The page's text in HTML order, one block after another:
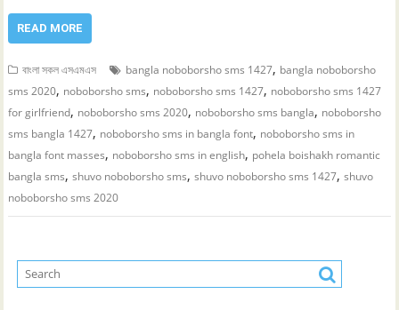
READ MORE
বাংলা সকল এসএমএস bangla noboborsho sms 1427, bangla noboborsho
sms 2020, noboborsho sms, noboborsho sms 1427, noboborsho sms 1427
for girlfriend, noboborsho sms 2020, noboborsho sms bangla, noboborsho
sms bangla 1427, noboborsho sms in bangla font, noboborsho sms in
bangla font masses, noboborsho sms in english, pohela boishakh romantic
bangla sms,shuvo noboborsho sms,shuvo noboborsho sms 1427,shuvo
noboborsho sms 2020